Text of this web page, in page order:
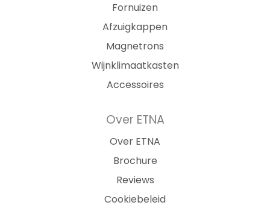
Fornuizen
Afzuigkappen
Magnetrons
Wijnklimaatkasten
Accessoires
Over ETNA
Over ETNA
Brochure
Reviews
Cookiebeleid